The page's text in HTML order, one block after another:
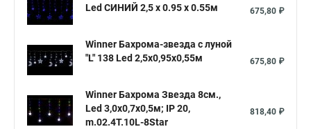
Led СИНИЙ 2,5 x 0.95 x 0.55м
675,80 ₽
Winner Бахрома-звезда с луной
"L" 138 Led 2,5х0,95х0,55м
675,80 ₽
Winner Бахрома Звезда 8см.,
Led 3,0х0,7х0,5м; IP 20,
m.02.4T.10L-8Star
818,40 ₽